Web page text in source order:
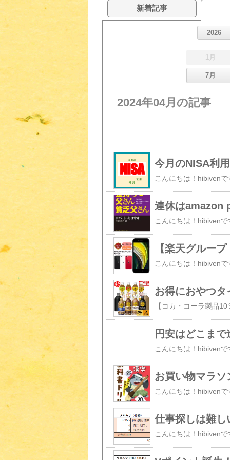
新着記事
2026
1月
7月
2024年04月の記事
今月のNISA利
連休はamazon
【楽天グルー
お得におやつ
円安はどこま
お買い物マラソ
仕事探しは難